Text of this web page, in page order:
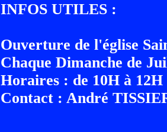
INFOS UTILES :
Ouverture de l'église
Chaque Dimanche de
Horaires : de 10H à 12H
Contact : André